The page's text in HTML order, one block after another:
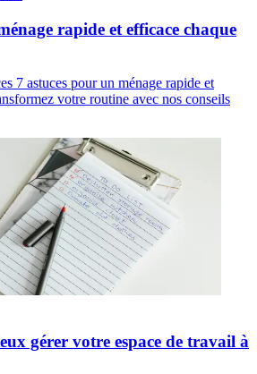
rapide et efficace chaque
7 astuces pour un ménage rapide et
votre routine avec nos conseils
gérer votre espace de travail à